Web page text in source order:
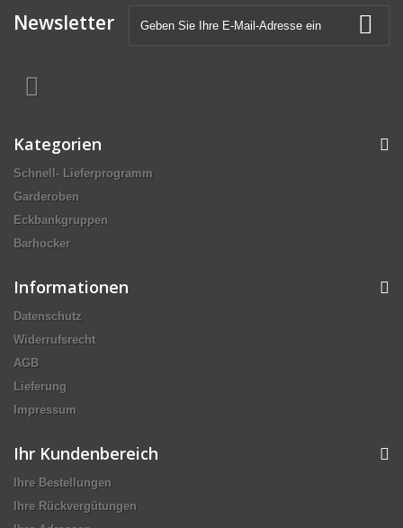
Newsletter
Kategorien
Schnell- Lieferprogramm
Garderoben
Eckbankgruppen
Barhocker
Informationen
Datenschutz
Widerrufsrecht
AGB
Lieferung
Impressum
Ihr Kundenbereich
Ihre Bestellungen
Ihre Rückvergütungen